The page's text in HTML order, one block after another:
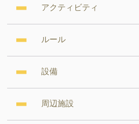
アクティビティ
ルール
設備
周辺施設